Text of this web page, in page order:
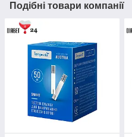
Подібні товари компанії